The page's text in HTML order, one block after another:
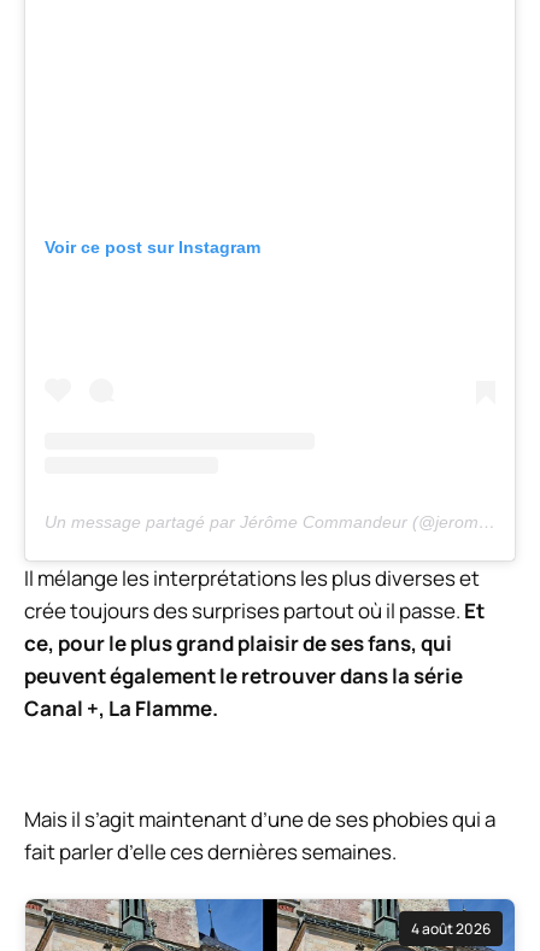
Voir ce post sur Instagram
Un message partagé par Jérôme Commandeur (@jeromecommandeur)
Il mélange les interprétations les plus diverses et
crée toujours des surprises partout où il passe. Et
ce, pour le plus grand plaisir de ses fans, qui
peuvent également le retrouver dans la série
Canal +, La Flamme.
Mais il s’agit maintenant d’une de ses phobies qui a
fait parler d’elle ces dernières semaines.
4 août 2026